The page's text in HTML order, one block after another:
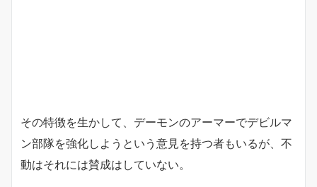
その特徴を生かして、デーモンのアーマーでデビルマ
ン部隊を強化しようという意見を持つ者もいるが、不
動はそれには賛成はしていない。